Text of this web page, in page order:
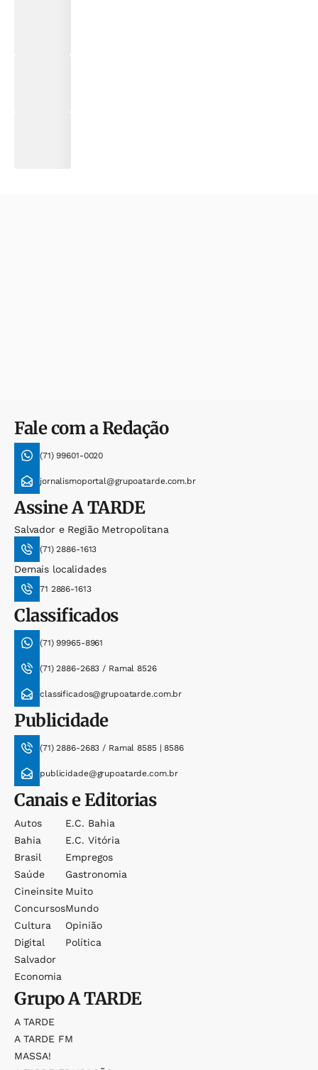
Fale com a Redação
(71) 99601-0020
jornalismoportal@grupoatarde.com.br
AssineA TARDE
Salvador e Região Metropolitana
(71) 2886-1613
Demais localidades
71 2886-1613
Classificados
(71) 99965-8961
(71) 2886-2683 / Ramal 8526
classificados@grupoatarde.com.br
Publicidade
(71) 2886-2683 / Ramal 8585 | 8586
publicidade@grupoatarde.com.br
Canais e Editorias
Autos
Bahia
Brasil
Saúde
Cineinsite
Concursos
Cultura
Digital
Salvador
Economia
E.c. Bahia
E.c. Vitória
Empregos
Gastronomia
Muito
Mundo
Opinião
Política
GrupoA TARDE
A TARDE
A TARDE FM
MASSA!